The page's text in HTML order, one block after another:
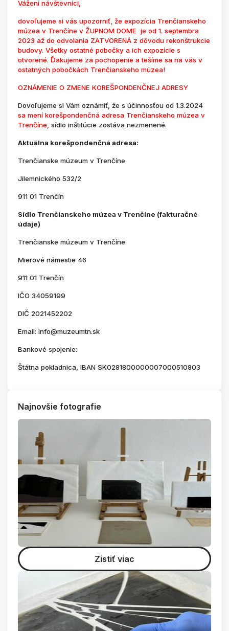
Vážení návštevníci,
dovoľujeme si vás upozorniť, že expozícia Trenčianskeho
múzea v Trenčíne v ŽUPNOM DOME je od 1. septembra
2023 až do odvolania ZATVORENÁ z dôvodu rekonštrukcie
budovy. Všetky ostatné pobočky a ich expozície s
otvorené. Ďakujeme za pochopenie a tešíme sa na vás v
ostatných pobočkách Trenčianskeho múzea!
OZNÁMENIE O ZMENE KOREŠPONDENČNEJ ADRESY
Dovoľujeme si Vám oznámiť, že s účinnosťou od 1.3.2024
sa mení korešpondenčná adresa Trenčianskeho múzea v
Trenčíne, sídlo inštitúcie zostáva nezmenené.
Aktuálna korešpondenčná adresa:
Trenčianske múzeum v Trenčíne
Jilemnického 532/2
911 01 Trenčín
Sídlo Trenčianskeho múzea v Trenčíne (fakturačné
údaje)
Trenčianske múzeum v Trenčíne
Mierové námestie 46
911 01 Trenčín
IČO 34059199
DIČ 2021452202
Email: info@muzeumtn.sk
Bankové spojenie:
Štátna pokladnica, IBAN SK0281800000007000510803
Najnovšie fotografie
Zistiť viac